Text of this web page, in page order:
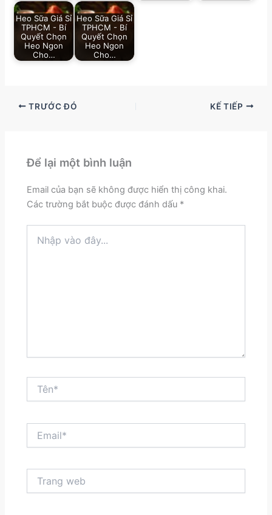
Heo Sữa Giá Sỉ
TPHCM - Bí
Quyết Chọn
Heo Ngon
Cho…
Heo Sữa Giá Sỉ
TPHCM - Bí
Quyết Chọn
Heo Ngon
Cho…
TRƯỚC ĐÓ KẾ TIẾP
Để lại một bình luận
Email của bạn sẽ không được hiển thị công khai.
Các trường bắt buộc được đánh dấu *
vào
web